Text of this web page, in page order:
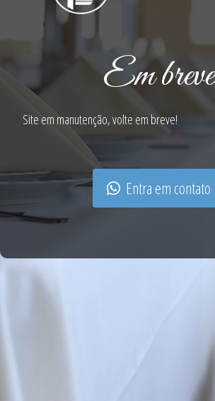
Em breve
Site em manutenção, volte em breve!
Entra em contato